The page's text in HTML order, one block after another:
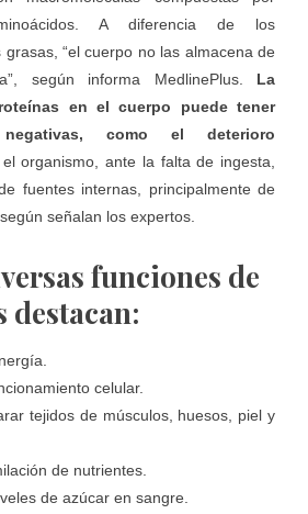
A diferencia de los
“el cuerpo no las almacena de
según informa MedlinePlus. La
en el cuerpo puede tener
negativas, como el deterioro
organismo, ante la falta de ingesta,
fuentes internas, principalmente de
señalan los expertos.
funciones de
celular.
de músculos, huesos, piel y
de nutrientes.
de azúcar en sangre.